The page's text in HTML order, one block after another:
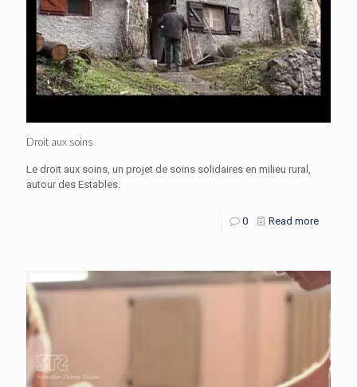
Droit aux soins
Le droit aux soins, un projet de soins solidaires en milieu rural,
autour des Estables.
0 Read more